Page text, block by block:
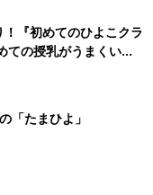
『初めてのひよこクラ
ての授乳がうまくい
夏のトラブル 解決テ
「たまひよ」